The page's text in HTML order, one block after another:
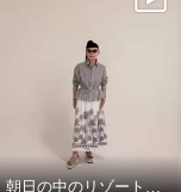
朝日の中のリゾート地の景色のスカートと、ドレスシャツ